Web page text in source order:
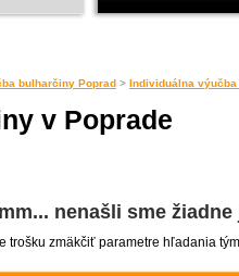
bulharčiny Poprad > Individuálna
v Poprade
nenašli sme žiadne
trošku zmäkčiť parametre hľadania